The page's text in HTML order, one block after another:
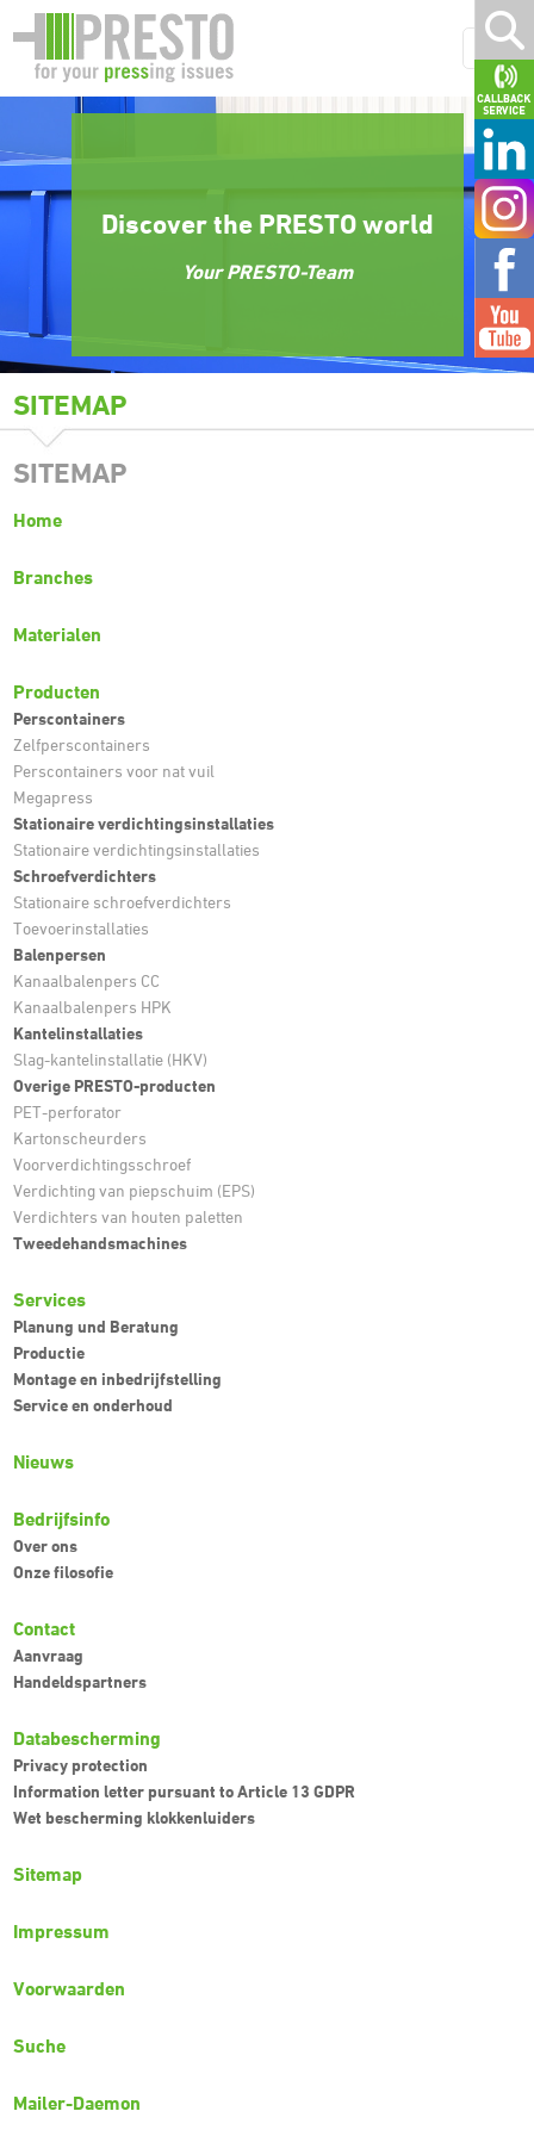
Discover the PRESTO world
Your PRESTO-Team
SITEMAP
SITEMAP
Home
Branches
Materialen
Producten
Perscontainers
Zelfperscontainers
Perscontainers voor nat vuil
Megapress
Stationaire verdichtingsinstallaties
Stationaire verdichtingsinstallaties
Schroefverdichters
Stationaire schroefverdichters
Toevoerinstallaties
Balenpersen
Kanaalbalenpers CC
Kanaalbalenpers HPK
Kantelinstallaties
Slag-kantelinstallatie (HKV)
Overige PRESTO-producten
PET-perforator
Kartonscheurders
Voorverdichtingsschroef
Verdichting van piepschuim (EPS)
Verdichters van houten paletten
Tweedehandsmachines
Services
Planung und Beratung
Productie
Montage en inbedrijfstelling
Service en onderhoud
Nieuws
Bedrijfsinfo
Over ons
Onze filosofie
Contact
Aanvraag
Handeldspartners
Databescherming
Privacy protection
Information letter pursuant to Article 13 GDPR
Wet bescherming klokkenluiders
Sitemap
Impressum
Voorwaarden
Suche
Mailer-Daemon